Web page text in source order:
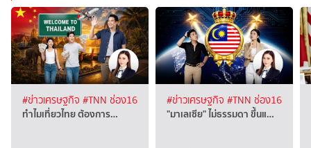
#ข่าวเศรษฐกิจ #TNN ช่อง16
ทำไมเที่ยวไทย ต้องการ…
#ข่าวเศรษฐกิจ #TNN ช่อง16
"มาเลเซีย" ไม่ธรรมดา ขึ้นแ…